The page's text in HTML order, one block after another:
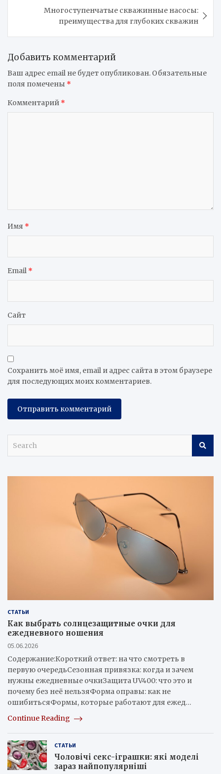
Многоступенчатые скважинные насосы:
преимущества для глубоких скважин
Добавить комментарий
Ваш адрес email не будет опубликован. Обязательные
поля помечены *
Комментарий *
Имя *
Email *
Сайт
Сохранить моё имя, email и адрес сайта в этом браузере
для последующих моих комментариев.
СТАТЬИ
Как выбрать солнцезащитные очки для
ежедневного ношения
05.06.2026
Содержание:Короткий ответ: на что смотреть в
первую очередьСезонная привязка: когда и зачем
нужны ежедневные очкиЗащита UV400: что это и
почему без неё нельзяФорма оправы: как не
ошибитьсяФормы, которые работают для ежед…
Continue Reading
СТАТЬИ
Чоловічі секс-іграшки: які моделі
зараз найпопулярніші